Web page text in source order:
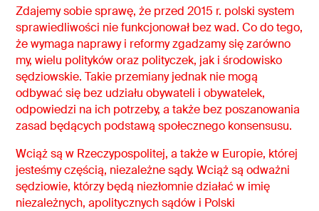
Zdajemy sobie sprawę, że przed 2015 r. polski system
sprawiedliwości nie funkcjonował bez wad. Co do tego,
że wymaga naprawy i reformy zgadzamy się zarówno
my, wielu polityków oraz polityczek, jak i środowisko
sędziowskie. Takie przemiany jednak nie mogą
odbywać się bez udziału obywateli i obywatelek,
odpowiedzi na ich potrzeby, a także bez poszanowania
zasad będących podstawą społecznego konsensusu.
­­­­Wciąż są w Rzeczypospolitej, a także w Europie, której
jesteśmy częścią, niezależne sądy. Wciąż są odważni
sędziowie, którzy będą niezłomnie działać w imię
niezależnych, apolitycznych sądów i Polski